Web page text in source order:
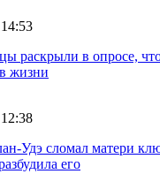
раскрыли в опросе,
жизни
Удэ сломал матери
его